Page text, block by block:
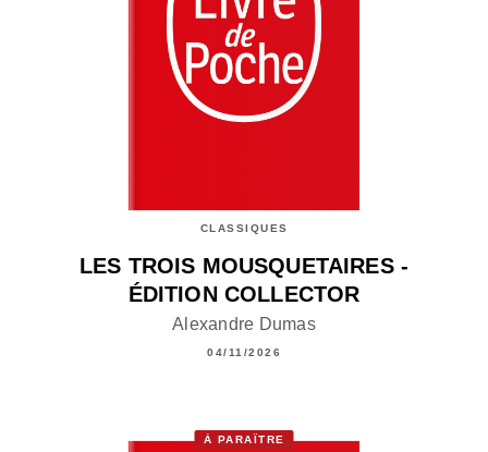
CLASSIQUES
LES TROIS MOUSQUETAIRES -
ÉDITION COLLECTOR
Alexandre Dumas
04/11/2026
À PARAÎTRE